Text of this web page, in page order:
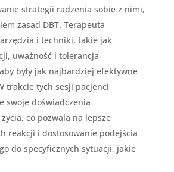
strategii radzenia sobie z nimi,
zasad DBT. Terapeuta
i techniki, takie jak
uważność i tolerancja
były jak najbardziej efektywne
trakcie tych sesji pacjenci
swoje doświadczenia
co pozwala na lepsze
reakcji i dostosowanie podejścia
do specyficznych sytuacji, jakie